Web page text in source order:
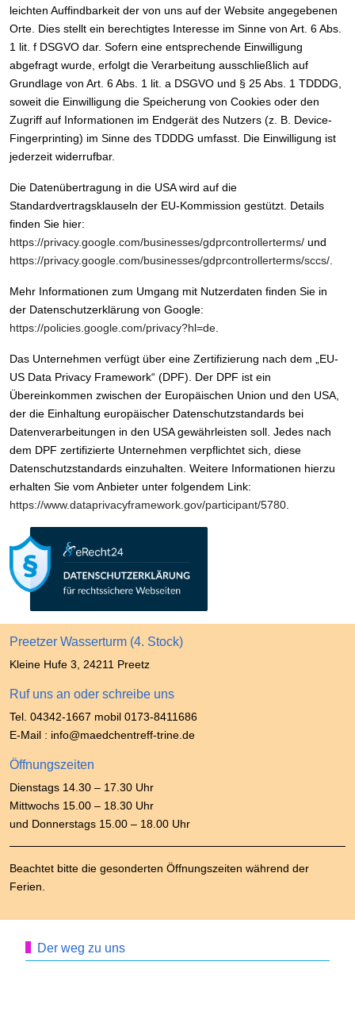
leichten Auffindbarkeit der von uns auf der Website angegebenen
Orte. Dies stellt ein berechtigtes Interesse im Sinne von Art. 6 Abs.
1 lit. f DSGVO dar. Sofern eine entsprechende Einwilligung
abgefragt wurde, erfolgt die Verarbeitung ausschließlich auf
Grundlage von Art. 6 Abs. 1 lit. a DSGVO und § 25 Abs. 1 TDDDG,
soweit die Einwilligung die Speicherung von Cookies oder den
Zugriff auf Informationen im Endgerät des Nutzers (z. B. Device-
Fingerprinting) im Sinne des TDDDG umfasst. Die Einwilligung ist
jederzeit widerrufbar.
Die Datenübertragung in die USA wird auf die
Standardvertragsklauseln der EU-Kommission gestützt. Details
finden Sie hier:
https://privacy.google.com/businesses/gdprcontrollerterms/ und
https://privacy.google.com/businesses/gdprcontrollerterms/sccs/.
Mehr Informationen zum Umgang mit Nutzerdaten finden Sie in
der Datenschutzerklärung von Google:
https://policies.google.com/privacy?hl=de.
Das Unternehmen verfügt über eine Zertifizierung nach dem „EU-
US Data Privacy Framework“ (DPF). Der DPF ist ein
Übereinkommen zwischen der Europäischen Union und den USA,
der die Einhaltung europäischer Datenschutzstandards bei
Datenverarbeitungen in den USA gewährleisten soll. Jedes nach
dem DPF zertifizierte Unternehmen verpflichtet sich, diese
Datenschutzstandards einzuhalten. Weitere Informationen hierzu
erhalten Sie vom Anbieter unter folgendem Link:
https://www.dataprivacyframework.gov/participant/5780.
Preetzer Wasserturm (4. Stock)
Kleine Hufe 3, 24211 Preetz
Ruf uns an oder schreibe uns
Tel. 04342-1667 mobil 0173-8411686
E-Mail : info@maedchentreff-trine.de
Öffnungszeiten
Dienstags 14.30 – 17.30 Uhr
Mittwochs 15.00 – 18.30 Uhr
und Donnerstags 15.00 – 18.00 Uhr
Beachtet bitte die gesonderten Öffnungszeiten während der
Ferien.
Der weg zu uns